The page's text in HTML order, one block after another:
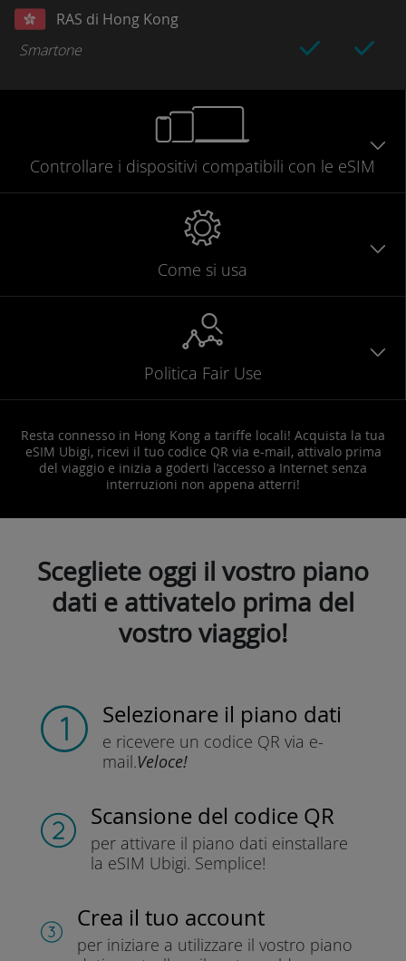
RAS di Hong Kong
Smartone
Controllare i dispositivi compatibili con le eSIM
Come si usa
Politica Fair Use
Resta connesso in Hong Kong a tariffe locali! Acquista la tua
eSIM Ubigi, ricevi il tuo codice QR via e-mail, attivalo prima
del viaggio e inizia a goderti l’accesso a Internet senza
interruzioni non appena atterri!
Scegliete oggi il vostro piano
dati e attivatelo prima del
vostro viaggio!
Selezionare il piano dati
e ricevere un codice QR via e-
mail.Veloce!
Scansione del codice QR
per attivare il piano dati einstallare
la eSIM Ubigi. Semplice!
Crea il tuo account
per iniziare a utilizzare il vostro piano